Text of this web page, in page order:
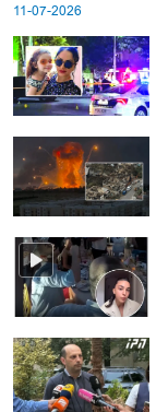
11-07-2026